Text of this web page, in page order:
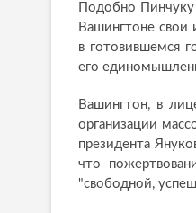
Подобно
Вашингтоне свои
в готовившемся
его
Вашингтон, в
организации
президента
что
"свободной,